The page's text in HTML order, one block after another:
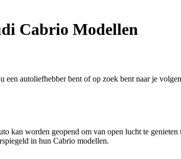
Cabrio Modellen
autoliefhebber bent of op zoek bent naar je
kan worden geopend om van open lucht te
in hun Cabrio modellen.